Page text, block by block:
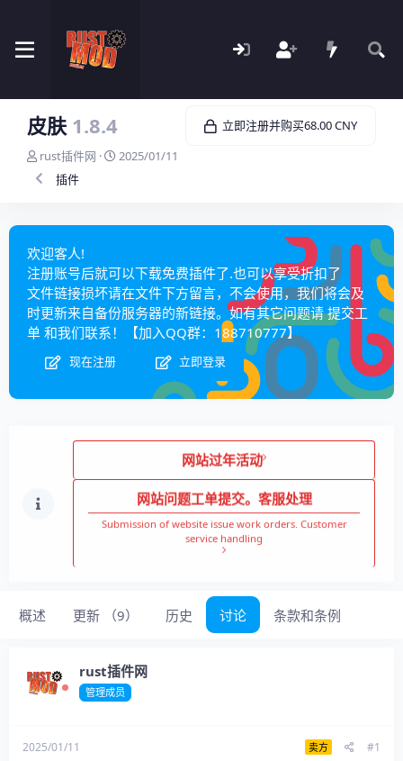
皮肤 1.8.4
立即注册并购买68.00 CNY
主
题
人
rust插件网
开
2025/01/11
插件
欢迎客人!
注册账号后就可以下载免费插件了.也可以享受折扣了
文件链接损坏请在文件下方留言，不会使用，我们将会及
时更新来自备份服务器的新链接。如有其它问题请提交工
单 和我们联系！【加入QQ群： 188710777】
现在注册 立即登录
网站过年活动
网站问题工单提交。客服处理
Submission of website issue work orders. Customer
service handling
概述 更新 （9） 历史 讨论 条款和条例
rust插件网
管理成员
2025/01/11 卖方 #1